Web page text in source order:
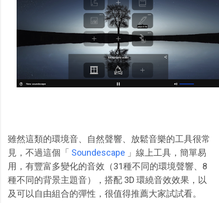
雖然這類的環境音、自然聲響、放鬆音樂的工具很常
見，不過這個「 Soundescape 」線上工具，簡單易
用，有豐富多變化的音效（31種不同的環境聲響、8
種不同的背景主題音），搭配 3D 環繞音效效果，以
及可以自由組合的彈性，很值得推薦大家試試看。